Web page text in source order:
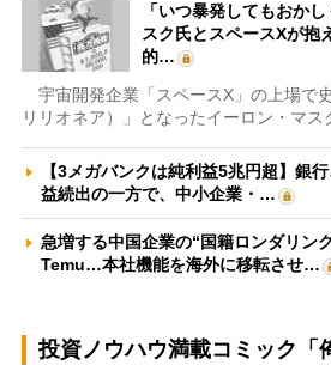
「いつ暴発してもおか
スク氏とスペースXが抱
的…
宇宙開発企業「スペースX」の上場で
リリオネア）」となったイーロン・マ
【3メガバンクは純利益5兆円超】銀
益続出の一方で、中小企業・…
急増する中国企業の“国籍ロンダリン
Temu…本社機能を海外に移転させ…
投資ノウハウ満載コミック「